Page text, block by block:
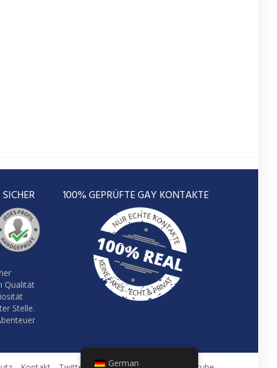
Qualität
Stelle.
100% GEPRÜFTE GAY KONTAKTE
German